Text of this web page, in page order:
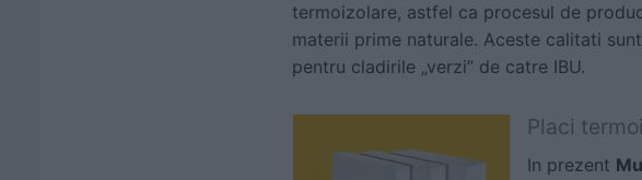
termoizolare, astfel ca procesul de
materii prime naturale. Aceste calitati
pentru cladirile „verzi” de catre IBU.
Placi
In prezent